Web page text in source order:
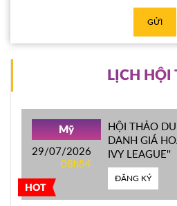
GỬI
LỊCH HỘI
HOT
Mỹ
29/07/2026
08h54
HỘI THẢO
DANH GIÁ
IVY LEAGUE''
ĐĂNG KÝ